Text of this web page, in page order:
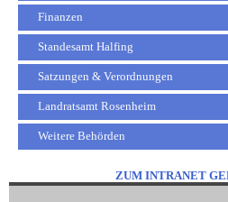
Finanzen
Standesamt Halfing
Satzungen & Verordnungen
Landratsamt Rosenheim
Weitere Behörden
ZUM INTRANET